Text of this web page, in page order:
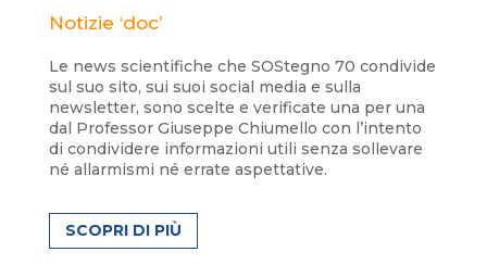
Notizie ‘doc’
Le news scientifiche che SOStegno 70 condivide
sul suo sito, sui suoi social media e sulla
newsletter, sono scelte e verificate una per una
dal Professor Giuseppe Chiumello con l’intento
di condividere informazioni utili senza sollevare
né allarmismi né errate aspettative.
SCOPRI DI PIÙ